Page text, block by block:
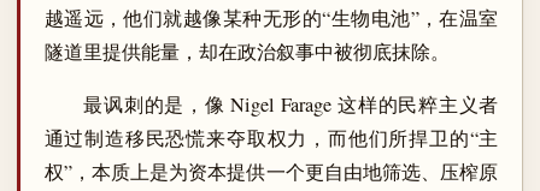
越遥远，他们就越像某种无形的“生物电池”，在温室
隧道里提供能量，却在政治叙事中被彻底抹除。
最讽刺的是，像 Nigel Farage 这样的民粹主义者
通过制造移民恐慌来夺取权力，而他们所捍卫的“主
权”，本质上是为资本提供一个更自由地筛选、压榨原